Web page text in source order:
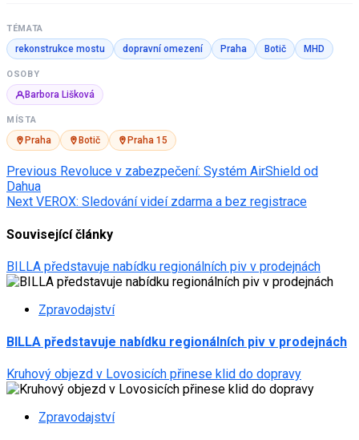
TÉMATA
rekonstrukce mostu dopravní omezení Praha Botič MHD
OSOBY
Barbora Lišková
MÍSTA
Praha Botič Praha 15
Post
navigation
Previous Revoluce v zabezpečení: Systém AirShield od
Dahua
Next VEROX: Sledování videí zdarma a bez registrace
Související články
BILLA představuje nabídku regionálních piv v prodejnách
Zpravodajství
BILLA představuje nabídku regionálních piv v prodejnách
Kruhový objezd v Lovosicích přinese klid do dopravy
Zpravodajství